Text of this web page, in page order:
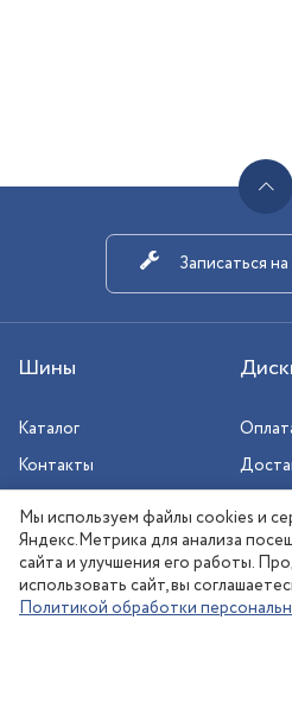
Шины
Каталог
Контакты
Записаться
Новосибирск:
Мы используем файлы cookies и
Яндекс.Метрика для анализа
сайта и улучшения его работы.
использовать сайт, вы
Политикой обработки